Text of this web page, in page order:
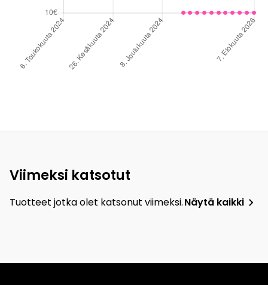
Viimeksi katsotut
Tuotteet jotka olet katsonut viimeksi.Näytä kaikki